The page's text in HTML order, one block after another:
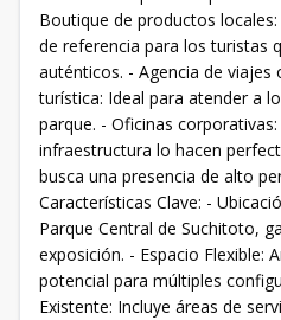
Boutique de productos
de referencia para los turistas
auténticos. - Agencia de
turística: Ideal para atender a
parque. - Oficinas
infraestructura lo hacen
busca una presencia de alto
Características Clave: -
Parque Central de Suchitoto,
exposición. - Espacio Flexible:
potencial para múltiples
Existente: Incluye áreas de